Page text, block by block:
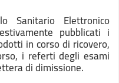
Sanitario Elettronico
pubblicati i
in corso di ricovero,
i referti degli esami
di dimissione.